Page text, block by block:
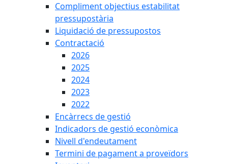
Compliment objectius estabilitat
pressupostària
Liquidació de pressupostos
Contractació
2026
2025
2024
2023
2022
Encàrrecs de gestió
Indicadors de gestió econòmica
Nivell d'endeutament
Termini de pagament a proveïdors